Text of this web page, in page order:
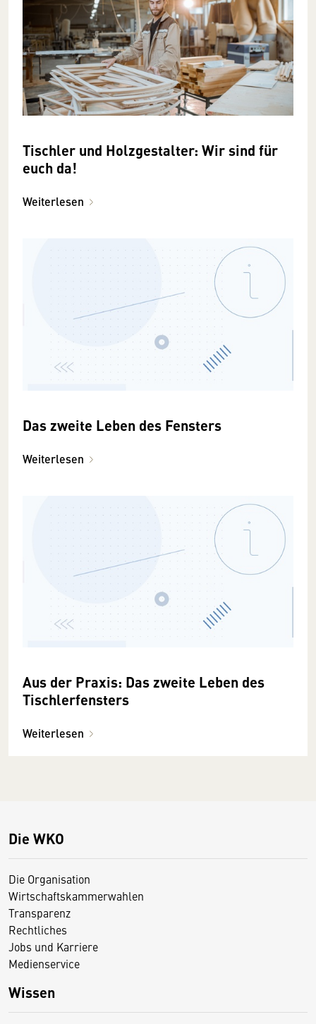
Tischler und Holzgestalter: Wir sind für
euch da!
Weiterlesen
Das zweite Leben des Fensters
Weiterlesen
Aus der Praxis: Das zweite Leben des
Tischlerfensters
Weiterlesen
Die WKO
Die Organisation
Wirtschaftskammerwahlen
Transparenz
Rechtliches
Jobs und Karriere
Medienservice
Wissen